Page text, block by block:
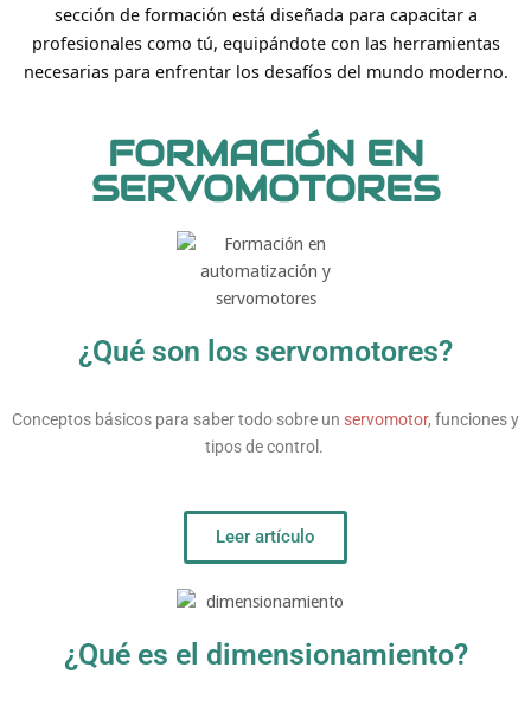
sección de formación está diseñada para capacitar a
profesionales como tú, equipándote con las herramientas
necesarias para enfrentar los desafíos del mundo moderno.
FORMACIÓN EN
SERVOMOTORES
¿Qué son los servomotores?
Conceptos básicos para saber todo sobre un servomotor, funciones y
tipos de control.
Leer artículo
¿Qué es el dimensionamiento?